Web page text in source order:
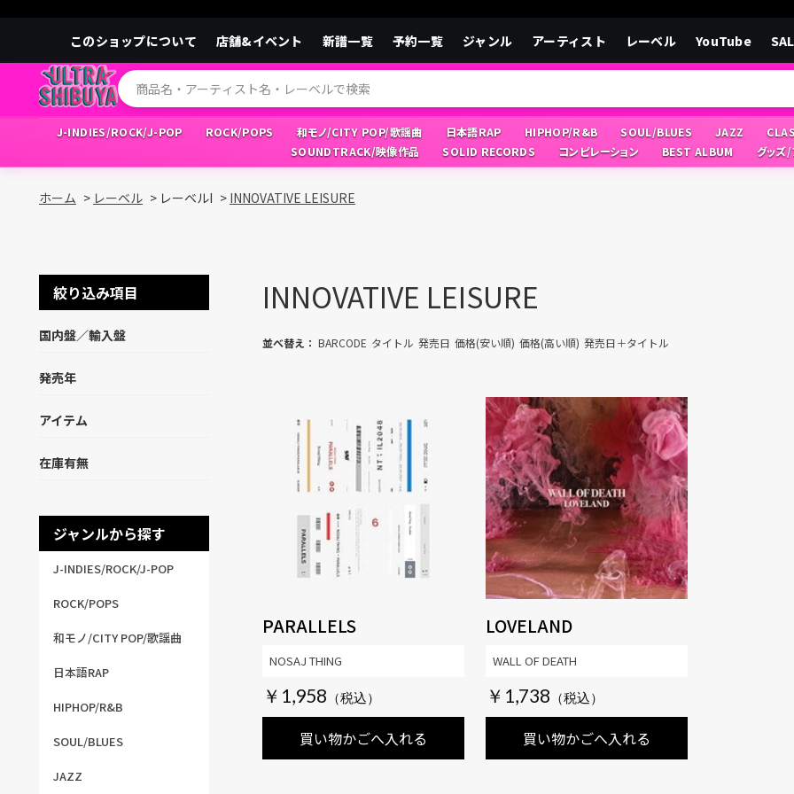
このショップについて 店舗&イベント 新譜一覧 予約一覧 ジャンル アーティスト レーベル YouTube
J-INDIES/ROCK/J-POP ROCK/POPS 和モノ/CITY POP/歌謡曲 日本語RAP HIPHOP/R&B SOUL/BLUES JAZZ
SOUNDTRACK/映像作品
SOLID RECORDS コンピレーション BEST ALBUM グッズ
ホーム > レーベル > レーベルI > INNOVATIVE LEISURE
絞り込み項目
国内盤／輸入盤
発売年
アイテム
在庫有無
ジャンルから探す
J-INDIES/ROCK/J-POP
ROCK/POPS
和モノ/CITY POP/歌謡曲
日本語RAP
HIPHOP/R&B
SOUL/BLUES
JAZZ
INNOVATIVE LEISURE
並べ替え： BARCODE タイトル 発売日 価格(安い順) 価格(高い順) 発売日＋タイトル
PARALLELS
￥1,958
買い物かごへ入れる
NOSAJ THING
LOVELAND
￥1,738
買い物かごへ入れる
WALL OF DEATH